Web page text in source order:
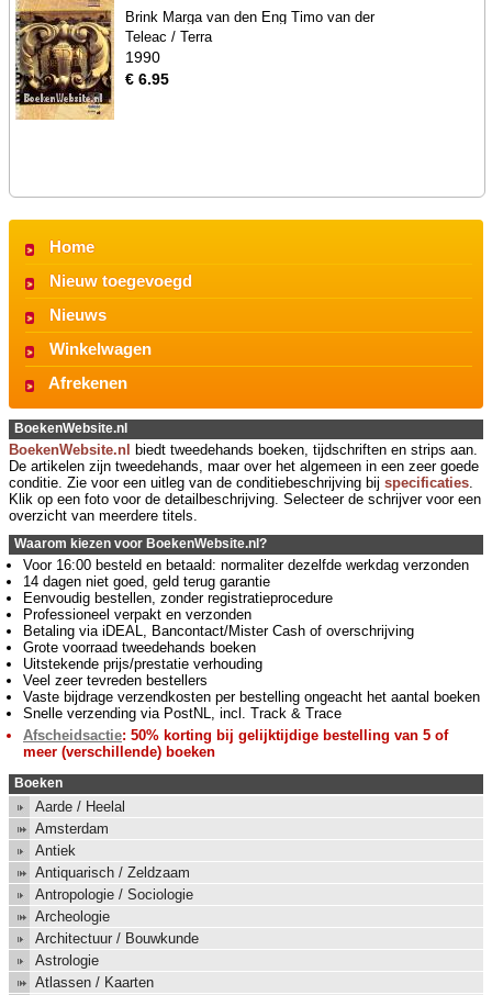
Brink Marga van den Eng Timo van der
Teleac / Terra
1990
€ 6.95
Home
Nieuw toegevoegd
Nieuws
Winkelwagen
Afrekenen
BoekenWebsite.nl
BoekenWebsite.nl
biedt tweedehands boeken, tijdschriften en strips aan.
De artikelen zijn tweedehands, maar over het algemeen in een zeer goede
conditie. Zie voor een uitleg van de conditiebeschrijving bij specificaties.
Klik op een foto voor de detailbeschrijving. Selecteer de schrijver voor een
overzicht van meerdere titels.
Waarom kiezen voor BoekenWebsite.nl?
Voor 16:00 besteld en betaald: normaliter dezelfde werkdag verzonden
14 dagen niet goed, geld terug garantie
Eenvoudig bestellen, zonder registratieprocedure
Professioneel verpakt en verzonden
Betaling via iDEAL, Bancontact/Mister Cash of overschrijving
Grote voorraad tweedehands boeken
Uitstekende prijs/prestatie verhouding
Veel zeer tevreden bestellers
Vaste bijdrage verzendkosten per bestelling ongeacht het aantal boeken
Snelle verzending via PostNL, incl. Track & Trace
Afscheidsactie: 50% korting bij gelijktijdige bestelling van 5 of
meer (verschillende) boeken
Boeken
Aarde / Heelal
Amsterdam
Antiek
Antiquarisch / Zeldzaam
Antropologie / Sociologie
Archeologie
Architectuur / Bouwkunde
Astrologie
Atlassen / Kaarten